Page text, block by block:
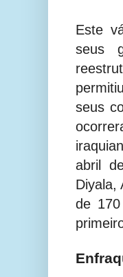
Este
seus
seus
abril
Diyala,
de